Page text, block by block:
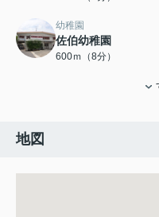
幼稚園
佐伯幼稚園
600ｍ（8分）
地図